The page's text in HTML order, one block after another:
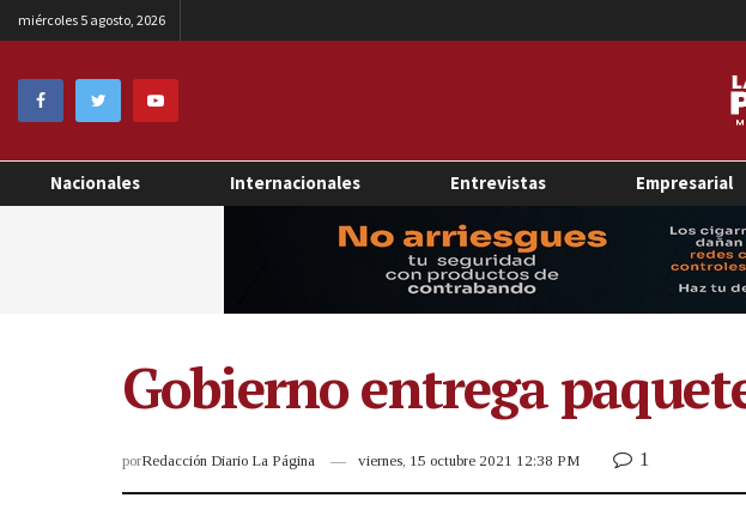
miércoles 5 agosto, 2026
Nacionales Internacionales Entrevistas Empresarial
Gobierno entrega
porRedacción Diario La Página viernes, 15 octubre 2021 12:38 PM 1